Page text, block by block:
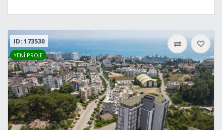
ID: 173530
YENİ PROJE